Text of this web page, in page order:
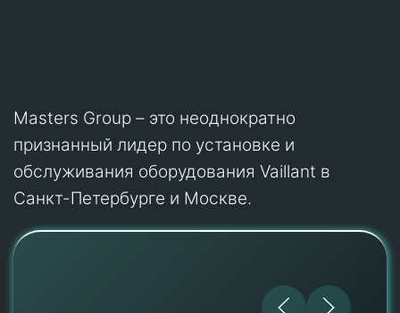
Masters Group – это неоднократно
признанный лидер по установке и
обслуживания оборудования Vaillant в
Санкт-Петербурге и Москве.